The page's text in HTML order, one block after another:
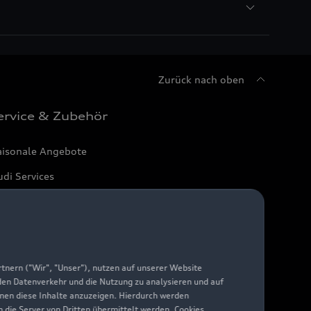
("Wir", "Unser"), nutzen auf unserer Website
Datenverkehr und die Nutzung zu analysieren und auf
diese Inhalte anzuzeigen. Hierdurch werden
Zurück nach oben
& Zubehör
Angebote
Services